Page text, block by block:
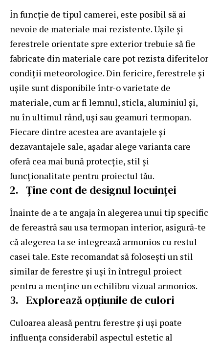
În funcție de tipul camerei, este posibil să ai
nevoie de materiale mai rezistente. Ușile și
ferestrele orientate spre exterior trebuie să fie
fabricate din materiale care pot rezista diferitelor
condiții meteorologice. Din fericire, ferestrele și
ușile sunt disponibile într-o varietate de
materiale, cum ar fi lemnul, sticla, aluminiul și,
nu în ultimul rând, uși sau geamuri termopan.
Fiecare dintre acestea are avantajele și
dezavantajele sale, așadar alege varianta care
oferă cea mai bună protecție, stil și
funcționalitate pentru proiectul tău.
2. Ține cont de designul locuinței
Înainte de a te angaja în alegerea unui tip specific
de fereastră sau usa termopan interior, asigură-te
că alegerea ta se integrează armonios cu restul
casei tale. Este recomandat să folosești un stil
similar de ferestre și uși în întregul proiect
pentru a menține un echilibru vizual armonios.
3. Explorează opțiunile de culori
Culoarea aleasă pentru ferestre și uși poate
influența considerabil aspectul estetic al